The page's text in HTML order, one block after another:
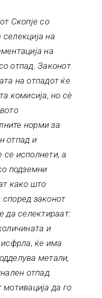
Скопје со
на
на
отпад. Законот
на отпадот ќе
комисија, но сè
норми за
отпад и
исполнети, а
подземни
како што
законот
да селектираат:
и
ќе има
метали,
отпад.
да го